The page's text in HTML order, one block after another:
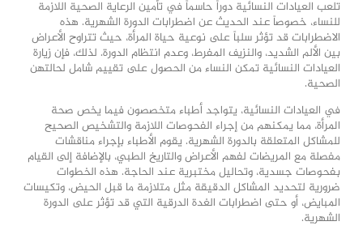
تلعب العيادات النسائية دوراً حاسماً في تأمين الرعاية الصحية اللازمة
للنساء، خصوصاً عند الحديث عن اضطرابات الدورة الشهرية. هذه
الاضطرابات قد تؤثر سلباً على نوعية حياة المرأة، حيث تتراوح الأعراض
بين الألم الشديد، والنزيف المفرط، وعدم انتظام الدورة. لذلك، فإن زيارة
العيادات النسائية تمكن النساء من الحصول على تقييم شامل لحالتهن
الصحية.
في العيادات النسائية، يتواجد أطباء متخصصون فيما يخص صحة
المرأة، مما يمكنهم من إجراء الفحوصات اللازمة والتشخيص الصحيح
للمشاكل المتعلقة بالدورة الشهرية. يقوم الأطباء بإجراء مناقشات
مفصلة مع المريضات لفهم الأعراض والتاريخ الطبي، بالإضافة إلى القيام
بفحوصات جسدية، وتحاليل مختبرية عند الحاجة. هذه الخطوات
ضرورية لتحديد المشاكل الدقيقة مثل متلازمة ما قبل الحيض، وتكيسات
المبايض، أو حتى اضطرابات الغدة الدرقية التي قد تؤثر على الدورة
الشهرية.